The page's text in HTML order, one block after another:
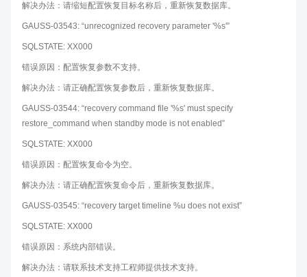
解决办法：请缩短配置恢复目标名称后，重新恢复数据库。
GAUSS-03543: “unrecognized recovery parameter '%s'”
SQLSTATE: XX000
错误原因：配置恢复参数不支持。
解决办法：请正确配置恢复参数后，重新恢复数据库。
GAUSS-03544: “recovery command file '%s' must specify
restore_command when standby mode is not enabled”
SQLSTATE: XX000
错误原因：配置恢复命令为空。
解决办法：请正确配置恢复命令后，重新恢复数据库。
GAUSS-03545: “recovery target timeline %u does not exist”
SQLSTATE: XX000
错误原因：系统内部错误。
解决办法：请联系技术支持工程师提供技术支持。